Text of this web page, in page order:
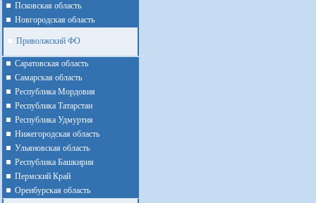
Псковская область
Новгородская область
Приволжский ФО
Cаратовская область
Cамарская область
Республика Мордовия
Республика Татарстан
Республика Удмуртия
Нижегородская область
Ульяновская область
Республика Башкирия
Пермский Край
Оренбурская область